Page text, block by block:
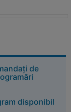
de
disponibil